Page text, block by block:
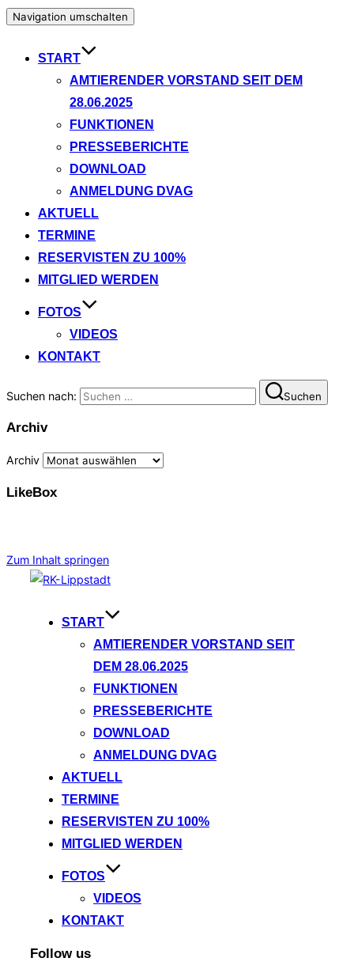
Navigation umschalten
START
AMTIERENDER VORSTAND SEIT DEM
28.06.2025
FUNKTIONEN
PRESSEBERICHTE
DOWNLOAD
ANMELDUNG DVAG
AKTUELL
TERMINE
RESERVISTEN ZU 100%
MITGLIED WERDEN
FOTOS
VIDEOS
KONTAKT
Suchen nach: Suchen
Archiv
Archiv
LikeBox
Zum Inhalt springen
START
AMTIERENDER VORSTAND SEIT
DEM 28.06.2025
FUNKTIONEN
PRESSEBERICHTE
DOWNLOAD
ANMELDUNG DVAG
AKTUELL
TERMINE
RESERVISTEN ZU 100%
MITGLIED WERDEN
FOTOS
VIDEOS
KONTAKT
Follow us